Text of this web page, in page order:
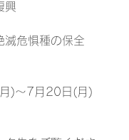
興
危惧種の保全
)～7月20日(月)